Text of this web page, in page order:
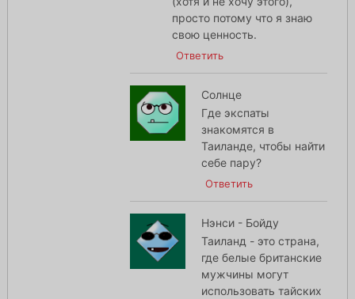
просто потому что я знаю
свою ценность.
Ответить
Солнце
Где экспаты
знакомятся в
Таиланде, чтобы найти
себе пару?
Ответить
Нэнси - Бойду
Таиланд - это страна,
где белые британские
мужчины могут
использовать тайских